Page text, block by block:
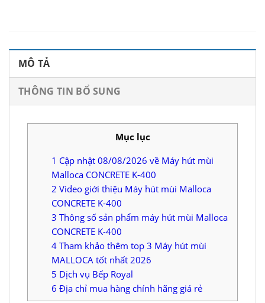
MÔ TẢ
THÔNG TIN BỔ SUNG
Mục lục
1 Cập nhật 08/08/2026 về Máy hút mùi
Malloca CONCRETE K-400
2 Video giới thiệu Máy hút mùi Malloca
CONCRETE K-400
3 Thông số sản phẩm máy hút mùi Malloca
CONCRETE K-400
4 Tham khảo thêm top 3 Máy hút mùi
MALLOCA tốt nhất 2026
5 Dịch vụ Bếp Royal
6 Địa chỉ mua hàng chính hãng giá rẻ